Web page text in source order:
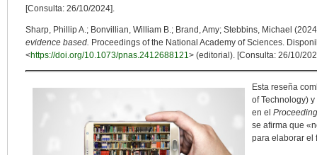
[Consulta: 26/10/2024].
Sharp, Phillip A.; Bonvillian, William B.; Brand, Amy; Stebbins, Michael
evidence based. Proceedings of the National Academy of Sciences.
<https://doi.org/10.1073/pnas.2412688121> (editorial). [Consulta: 26/10/
Esta reseña
of Technology)
en el
se afirma que
para elaborar el